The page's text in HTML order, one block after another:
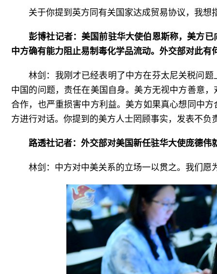
关于你提到英方同有关国家达成贸易协议，我
彭博社记者：美国前驻华大使伯恩斯称，美方
中方确有能力阻止易制毒化学品流动。外交部对此有
林剑：我刚才已经表明了中方在芬太尼关税问
中国的问题，责任在美国自身。美方无视中方善意
合作，也严重损害中方利益。美方如果真心想同中
方进行对话。你提到的美方人士罔顾事实，发表不负
路透社记者：外交部对美国新任驻华大使庞德
林剑：中方对中美关系的立场一以贯之。我们愿